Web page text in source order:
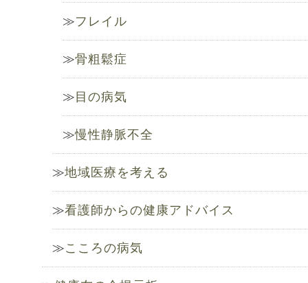
フレイル
骨粗鬆症
目の病気
慢性静脈不全
地域医療を考える
看護師からの健康アドバイス
こころの病気